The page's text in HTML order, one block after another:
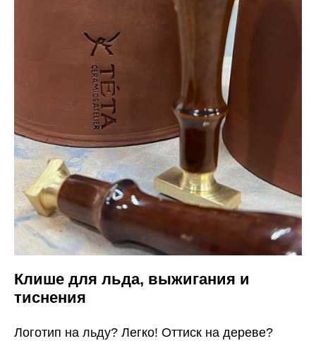
Клише для льда, выжигания и
тиснения
Логотип на льду? Легко! Оттиск на дереве?